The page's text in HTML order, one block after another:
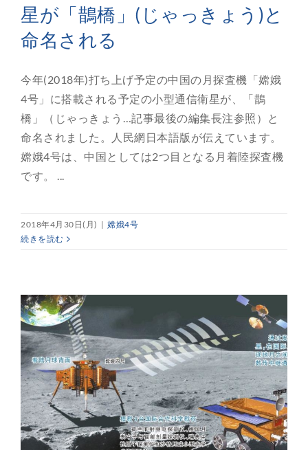
星が「鵲橋」(じゃっきょう)と
命名される
今年(2018年)打ち上げ予定の中国の月探査機「嫦娥
4号」に搭載される予定の小型通信衛星が、「鵲
橋」（じゃっきょう…記事最後の編集長注参照）と
命名されました。人民網日本語版が伝えています。
嫦娥4号は、中国としては2つ目となる月着陸探査機
です。 ...
2018年4月30日(月) | 嫦娥4号
続きを読む